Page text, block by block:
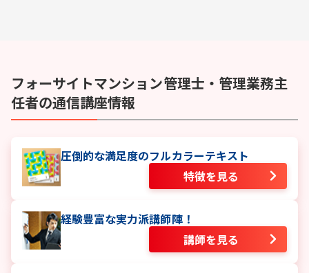
フォーサイトマンション管理士・管理業務主
任者の通信講座情報
圧倒的な満足度のフルカラーテキスト
特徴を見る
経験豊富な実力派講師陣！
講師を見る